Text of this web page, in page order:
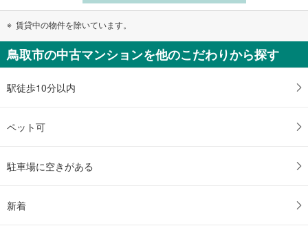
賃貸中の物件を除いています。
鳥取市の中古マンションを他のこだわりから探す
駅徒歩10分以内
ペット可
駐車場に空きがある
新着